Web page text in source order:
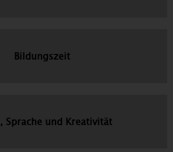
Bildungszeit
Sprache und Kreativität